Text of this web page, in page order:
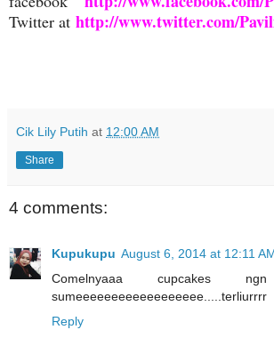
Twitter at http://www.twitter.com/
Cik Lily Putih at 12:00 AM
Share
4 comments:
Kupukupu August 6, 2014 at 12:11
Comelnyaaa cupcakes
sumeeeeeeeeeeeeeeeeee.....terliurrrr
Reply